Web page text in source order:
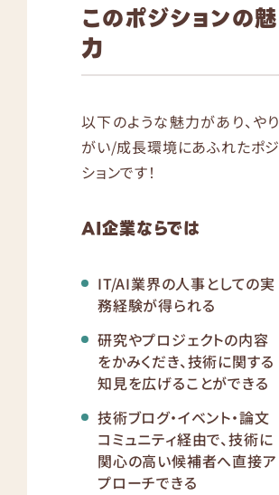
このポジションの魅
力
以下のような魅力があり、やり
がい/成長環境にあふれたポジ
ションです！
AI企業ならでは
IT/AI業界の人事としての実
務経験が得られる
研究やプロジェクトの内容
をかみくだき、技術に関する
知見を広げることができる
技術ブログ・イベント・論文
コミュニティ経由で、技術に
関心の高い候補者へ直接ア
プローチできる